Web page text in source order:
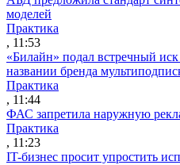
моделей
Практика
, 11:53
«Билайн» подал встречный
названии бренда
Практика
, 11:44
ФАС запретила наружную
Практика
, 11:23
IT-бизнес просит упростить